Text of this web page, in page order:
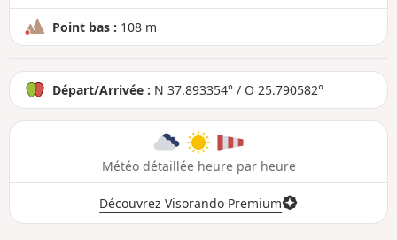
Point bas : 108 m
Départ/Arrivée : N 37.893354° / O 25.790582°
Météo détaillée heure par heure
Découvrez Visorando Premium